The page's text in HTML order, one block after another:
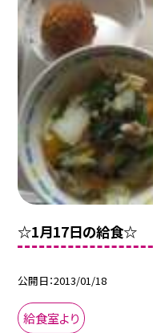
☆1月17日の給食☆
公開日 2013/01/18
給食室より